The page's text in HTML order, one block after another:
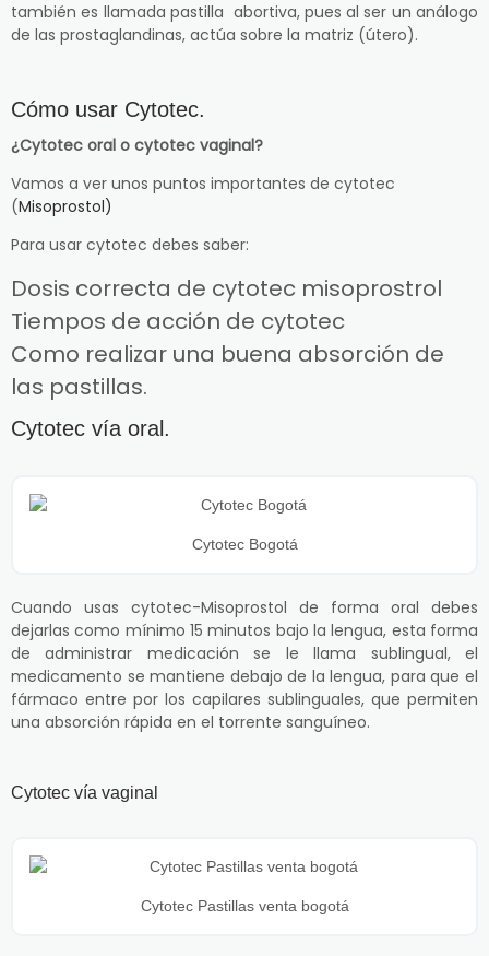
también es llamada pastilla abortiva, pues al ser un análogo
de las prostaglandinas, actúa sobre la matriz (útero).
Cómo usar Cytotec.
¿Cytotec oral o cytotec vaginal?
Vamos a ver unos puntos importantes de cytotec
(Misoprostol)
Para usar cytotec debes saber:
Dosis correcta de cytotec misoprostrol
Tiempos de acción de cytotec
Como realizar una buena absorción de
las pastillas.
Cytotec vía oral.
Cytotec Bogotá
Cuando usas cytotec-Misoprostol de forma oral debes
dejarlas como mínimo 15 minutos bajo la lengua, esta forma
de administrar medicación se le llama sublingual, el
medicamento se mantiene debajo de la lengua, para que el
fármaco entre por los capilares sublinguales, que permiten
una absorción rápida en el torrente sanguíneo.
Cytotec vía vaginal
Cytotec Pastillas venta bogotá